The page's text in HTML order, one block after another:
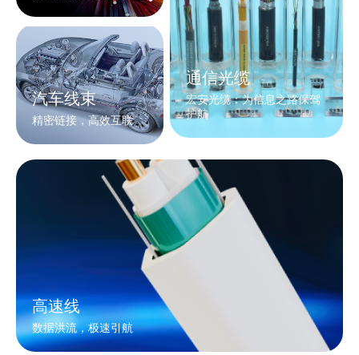
汽车线束
精密链接，高效互联
通信光缆
宏安光缆：为信息之路保驾
护航
高速线
数据洪流，极速引航